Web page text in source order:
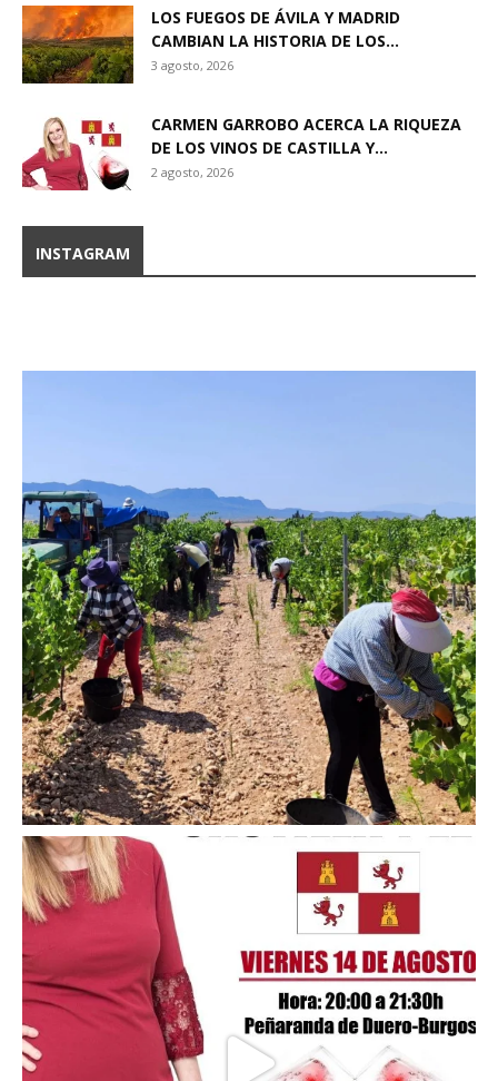
LOS FUEGOS DE ÁVILA Y MADRID
CAMBIAN LA HISTORIA DE LOS...
3 agosto, 2026
CARMEN GARROBO ACERCA LA RIQUEZA
DE LOS VINOS DE CASTILLA Y...
2 agosto, 2026
INSTAGRAM